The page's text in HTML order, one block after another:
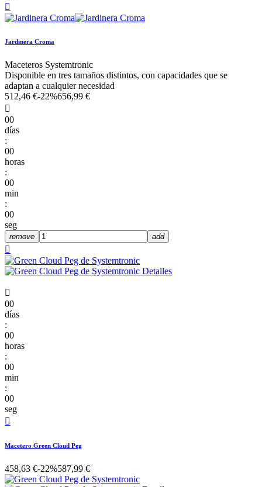

Jardinera Croma
Maceteros Systemtronic
Disponible en tres tamaños distintos, con capacidades que se
adaptan a cualquier necesidad
512,46 €-22%656,99 €

00
días
:
00
horas
:
00
min
:
00
seg
remove add


00
días
:
00
horas
:
00
min
:
00
seg

Macetero Green Cloud Peg
458,63 €-22%587,99 €